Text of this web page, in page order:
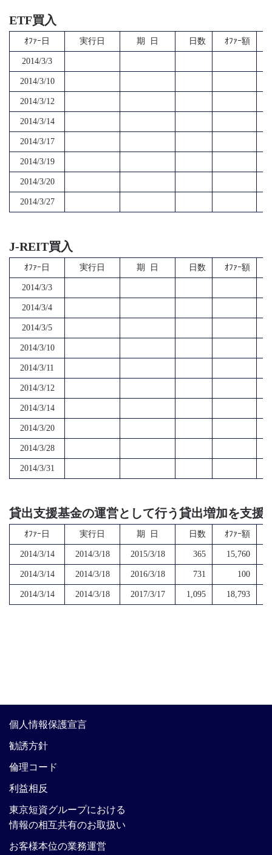
ETF買入
ｵﾌｧｰ日 実行日 期 日 日数 ｵﾌｧｰ額
2014/3/3
2014/3/10
2014/3/12
2014/3/14
2014/3/17
2014/3/19
2014/3/20
2014/3/27
J-REIT買入
ｵﾌｧｰ日 実行日 期 日 日数 ｵﾌｧｰ額
2014/3/3
2014/3/4
2014/3/5
2014/3/10
2014/3/11
2014/3/12
2014/3/14
2014/3/20
2014/3/28
2014/3/31
貸出支援基金の運営として行う貸出増加を支援
ｵﾌｧｰ日 実行日 期 日 日数 ｵﾌｧｰ額
2014/3/14 2014/3/18 2015/3/18 365 15,760
2014/3/14 2014/3/18 2016/3/18 731 100
2014/3/14 2014/3/18 2017/3/17 1,095 18,793
個人情報保護宣言
勧誘方針
倫理コード
利益相反
東京短資グループにおける
情報の相互共有のお取扱い
お客様本位の業務運営